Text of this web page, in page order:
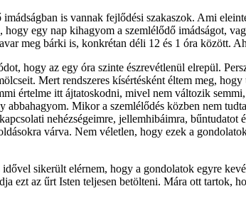
is vannak fejlődési szakaszok. Ami
egy nap kihagyom a szemlélődő imádságot,
meg bárki is, konkrétan déli 12 és 1 óra között.
hogy az egy óra szinte észrevétlenül elrepül.
Mert rendszeres kísértésként éltem meg,
értelme itt ájtatoskodni, mivel nem változik
Mikor a szemlélődés közben nem
nehézségeimre, jellemhibáimra,
várva. Nem véletlen, hogy ezek a
idővel sikerült elérnem, hogy a gondolatok egyre
ezt az űrt Isten teljesen betölteni. Mára ott